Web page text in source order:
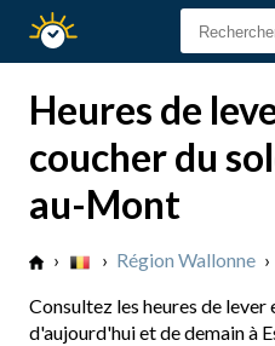
Calendrier
Solaire
Heures de
coucher du
au-Mont
› › Région Wallonne ›
Consultez les heures de
d'aujourd'hui et de demain à